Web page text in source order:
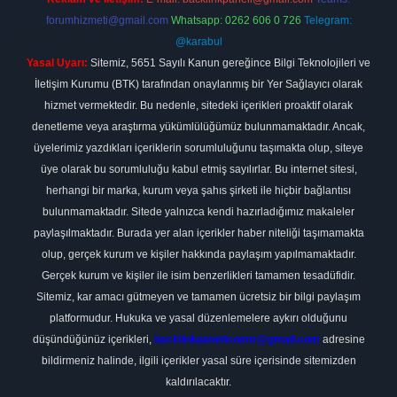
forumhizmeti@gmail.com Whatsapp: 0262 606 0 726 Telegram:
@karabul
Yasal Uyarı: Sitemiz, 5651 Sayılı Kanun gereğince Bilgi Teknolojileri ve
İletişim Kurumu (BTK) tarafından onaylanmış bir Yer Sağlayıcı olarak
hizmet vermektedir. Bu nedenle, sitedeki içerikleri proaktif olarak
denetleme veya araştırma yükümlülüğümüz bulunmamaktadır. Ancak,
üyelerimiz yazdıkları içeriklerin sorumluluğunu taşımakta olup, siteye
üye olarak bu sorumluluğu kabul etmiş sayılırlar. Bu internet sitesi,
herhangi bir marka, kurum veya şahıs şirketi ile hiçbir bağlantısı
bulunmamaktadır. Sitede yalnızca kendi hazırladığımız makaleler
paylaşılmaktadır. Burada yer alan içerikler haber niteliği taşımamakta
olup, gerçek kurum ve kişiler hakkında paylaşım yapılmamaktadır.
Gerçek kurum ve kişiler ile isim benzerlikleri tamamen tesadüfidir.
Sitemiz, kar amacı gütmeyen ve tamamen ücretsiz bir bilgi paylaşım
platformudur. Hukuka ve yasal düzenlemelere aykırı olduğunu
düşündüğünüz içerikleri, backlinkpanelicomtr@gmail.com adresine
bildirmeniz halinde, ilgili içerikler yasal süre içerisinde sitemizden
kaldırılacaktır.